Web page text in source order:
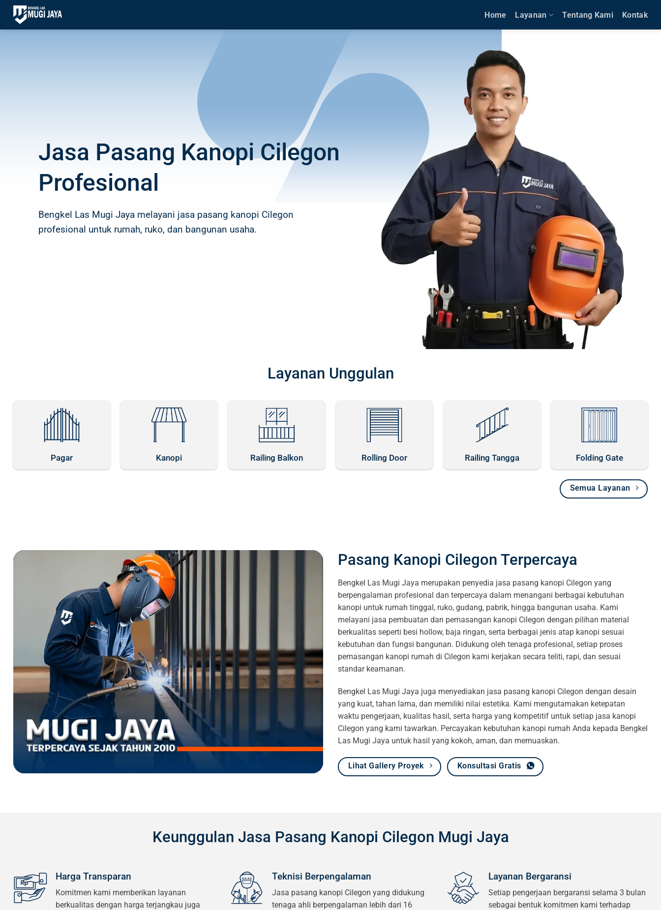
Skip
content
Home Layanan Tentang Kami Kontak
Jasa Pasang Kanopi Cilegon
Profesional
Bengkel Las Mugi Jaya melayani jasa pasang kanopi Cilegon
profesional untuk rumah, ruko, dan bangunan usaha.
Layanan Unggulan
Pagar Kanopi Railing Balkon Rolling Door Railing Tangga Folding Gate
Semua Layanan
Pasang Kanopi Cilegon Terpercaya
Bengkel Las Mugi Jaya merupakan penyedia jasa pasang kanopi Cilegon yang
berpengalaman profesional dan terpercaya dalam menangani berbagai kebutuhan
kanopi untuk rumah tinggal, ruko, gudang, pabrik, hingga bangunan usaha. Kami
melayani jasa pembuatan dan pemasangan kanopi Cilegon dengan pilihan material
berkualitas seperti besi hollow, baja ringan, serta berbagai jenis atap kanopi sesuai
kebutuhan dan fungsi bangunan. Didukung oleh tenaga profesional, setiap proses
pemasangan kanopi rumah di Cilegon kami kerjakan secara teliti, rapi, dan sesuai
standar keamanan.
Bengkel Las Mugi Jaya juga menyediakan jasa pasang kanopi Cilegon dengan desain
yang kuat, tahan lama, dan memiliki nilai estetika. Kami mengutamakan ketepatan
waktu pengerjaan, kualitas hasil, serta harga yang kompetitif untuk setiap jasa kanopi
Cilegon yang kami tawarkan. Percayakan kebutuhan kanopi rumah Anda kepada Bengkel
Las Mugi Jaya untuk hasil yang kokoh, aman, dan memuaskan.
Lihat Gallery Proyek Konsultasi Gratis
Keunggulan Jasa Pasang Kanopi Cilegon Mugi Jaya
Harga Transparan
Komitmen kami memberikan layanan
berkualitas dengan harga terjangkau juga
Teknisi Berpengalaman
Jasa pasang kanopi Cilegon yang didukung
tenaga ahli berpengalaman lebih dari 16
Layanan Bergaransi
Setiap pengerjaan bergaransi selama 3 bulan
sebagai bentuk komitmen kami terhadap